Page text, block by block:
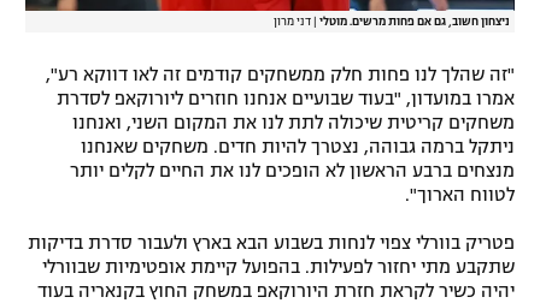
ניצחון חשוב, גם אם פחות מרשים. מוטלי דני מרון
"זה שהלך לנו פחות חלק ממשחקים קודמים זה לאו דווקא רע",
אמרו במועדון, "בעוד שבועיים אנחנו חוזרים ליורוקאפ לסדרת
משחקים קריטית שיכולה לתת לנו את המקום השני, ואנחנו
ניתקל ברמה גבוהה, נצטרך להיות חדים. משחקים שאנחנו
מנצחים ברבע הראשון לא הופכים לנו את החיים לקלים יותר
לטווח הארוך".
פטריק בוורלי צפוי לנחות בשבוע הבא בארץ ולעבור סדרת בדיקות
שתקבע מתי יחזור לפעילות. בהפועל קיימת אופטימיות שבוורלי
יהיה כשיר לקראת חזרת היורוקאפ במשחק החוץ בקנאריה בעוד